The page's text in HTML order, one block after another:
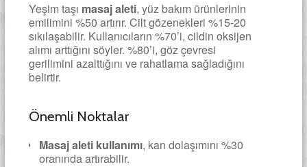
Yeşim taşı masaj aleti, yüz bakım ürünlerinin
emilimini %50 artırır. Cilt gözenekleri %15-20
sıkılaşabilir. Kullanıcıların %70’i, cildin oksijen
alımı arttığını söyler. %80’i, göz çevresi
gerilimini azalttığını ve rahatlama sağladığını
belirtir.
Önemli Noktalar
Masaj aleti kullanımı, kan dolaşımını %30
oranında artırabilir.